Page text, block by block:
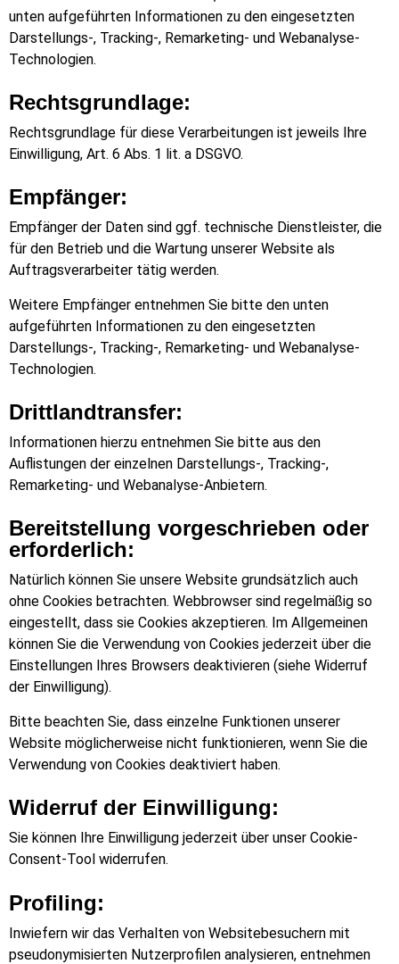
unten aufgeführten Informationen zu den eingesetzten
Darstellungs-, Tracking-, Remarketing- und Webanalyse-
Technologien.
Rechtsgrundlage:
Rechtsgrundlage für diese Verarbeitungen ist jeweils Ihre
Einwilligung, Art. 6 Abs. 1 lit. a DSGVO.
Empfänger:
Empfänger der Daten sind ggf. technische Dienstleister, die
für den Betrieb und die Wartung unserer Website als
Auftragsverarbeiter tätig werden.
Weitere Empfänger entnehmen Sie bitte den unten
aufgeführten Informationen zu den eingesetzten
Darstellungs-, Tracking-, Remarketing- und Webanalyse-
Technologien.
Drittlandtransfer:
Informationen hierzu entnehmen Sie bitte aus den
Auflistungen der einzelnen Darstellungs-, Tracking-,
Remarketing- und Webanalyse-Anbietern.
Bereitstellung vorgeschrieben oder
erforderlich:
Natürlich können Sie unsere Website grundsätzlich auch
ohne Cookies betrachten. Webbrowser sind regelmäßig so
eingestellt, dass sie Cookies akzeptieren. Im Allgemeinen
können Sie die Verwendung von Cookies jederzeit über die
Einstellungen Ihres Browsers deaktivieren (siehe Widerruf
der Einwilligung).
Bitte beachten Sie, dass einzelne Funktionen unserer
Website möglicherweise nicht funktionieren, wenn Sie die
Verwendung von Cookies deaktiviert haben.
Widerruf der Einwilligung:
Sie können Ihre Einwilligung jederzeit über unser Cookie-
Consent-Tool widerrufen.
Profiling:
Inwiefern wir das Verhalten von Websitebesuchern mit
pseudonymisierten Nutzerprofilen analysieren, entnehmen